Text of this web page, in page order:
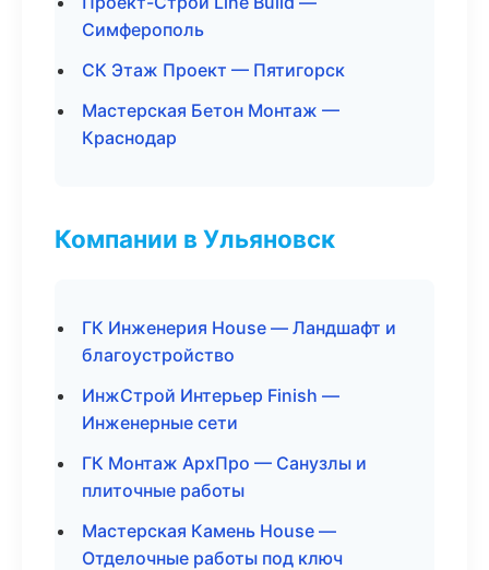
Симферополь
СК Этаж Проект — Пятигорск
Мастерская Бетон Монтаж —
Краснодар
Компании в Ульяновск
ГК Инженерия House — Ландшафт и
благоустройство
ИнжСтрой Интерьер Finish —
Инженерные сети
ГК Монтаж АрхПро — Санузлы и
плиточные работы
Мастерская Камень House —
Отделочные работы под ключ